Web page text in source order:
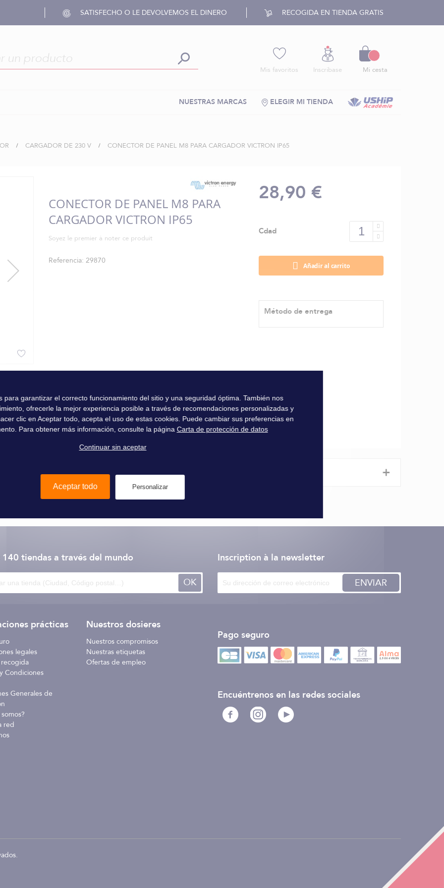
SATISFECHO O LE DEVOLVEMOS EL DINERO RECOGIDA EN TIENDA GRATIS
Mis favoritos Inscríbase Mi cesta
ELEGIR MI TIENDA
NUESTRAS MARCAS
CARGADOR DE 230 V CONECTOR DE PANEL M8 PARA CARGADOR VICTRON IP65
CONECTOR DE PANEL M8 PARA
CARGADOR VICTRON IP65
Soyez le premier à noter ce produit
Referencia 29870
28,90 €
Cdad
Añadir al carrito
Método de entrega
+
140 tiendasa través del mundo
OK
prácticas
legales
Condiciones
Generales de
red
Nuestros dosieres
Nuestros compromisos
Nuestras etiquetas
Ofertas de empleo
Inscription à la newsletter
ENVIAR
Pago seguro
Encuéntrenos en las redes sociales
para garantizar el correcto funcionamiento del sitio y una seguridad óptima. También nos
ofrecerle la mejor experiencia posible a través de recomendaciones personalizadas y
clic en Aceptar todo, acepta el uso de estas cookies. Puede cambiar sus preferencias en
Para obtener más información, consulte la página Carta de protección de datos
Continuar sin aceptar
Aceptar todo Personalizar